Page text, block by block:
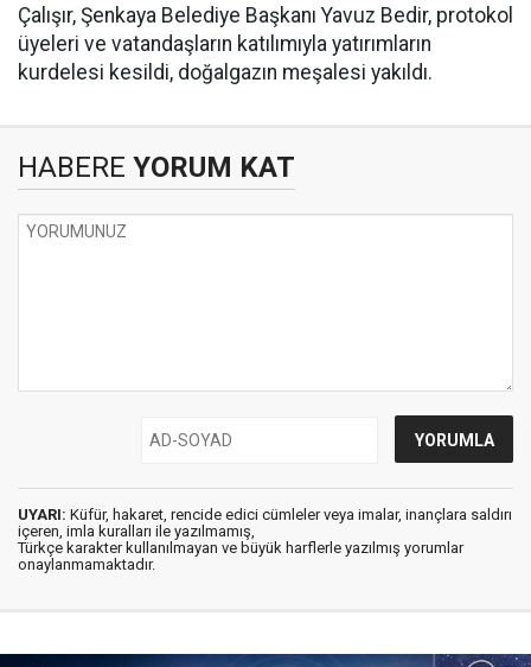
Çalışır, Şenkaya Belediye Başkanı Yavuz Bedir, protokol
üyeleri ve vatandaşların katılımıyla yatırımların
kurdelesi kesildi, doğalgazın meşalesi yakıldı.
HABERE YORUM KAT
UYARI: Küfür, hakaret, rencide edici cümleler veya imalar, inançlara saldırı
içeren, imla kuralları ile yazılmamış,
Türkçe karakter kullanılmayan ve büyük harflerle yazılmış yorumlar
onaylanmamaktadır.